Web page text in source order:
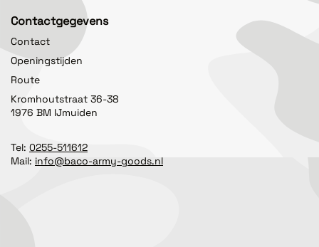
Contactgegevens
Contact
Openingstijden
Route
Kromhoutstraat 36-38
1976 BM IJmuiden
Tel: 0255-511612
Mail: info@baco-army-goods.nl